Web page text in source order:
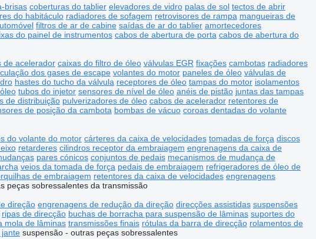
brisas coberturas do tablier elevadores de vidro palas de sol tectos de abrir
do habitáculo radiadores de sofagem retrovisores de rampa mangueiras de
filtros de ar de cabine saídas de ar do tablier amortecedores
do painel de instrumentos cabos de abertura de porta cabos de abertura do
de acelerador caixas do filtro de óleo válvulas EGR fixações cambotas radiadores
dos gases de escape volantes do motor paneles de óleo válvulas de
hastes do tucho da válvula receptores de óleo tampas do motor isolamentos
tubos do injetor sensores de nível de óleo anéis de pistão juntas das tampas
de distribuição pulverizadores de óleo cabos de acelerador retentores de
de posição da cambota bombas de vácuo coroas dentadas do volante
do volante do motor cárteres da caixa de velocidades tomadas de força discos
retarderes cilindros receptor da embraiagem engrenagens da caixa de
pares cónicos conjuntos de pedais mecanismos de mudança de
veios da tomada de força pedais de embraiagem refrigeradores de óleo de
de embraiagem retentores da caixa de velocidades engrenagens
peças sobressalentes da transmissão
direção engrenagens de redução da direção direcções assistidas suspensões
ripas de direcção buchas de borracha para suspensão de lâminas suportes do
mola de lâminas transmissões finais rótulas da barra de direcção rolamentos de
suspensão - outras peças sobressalentes